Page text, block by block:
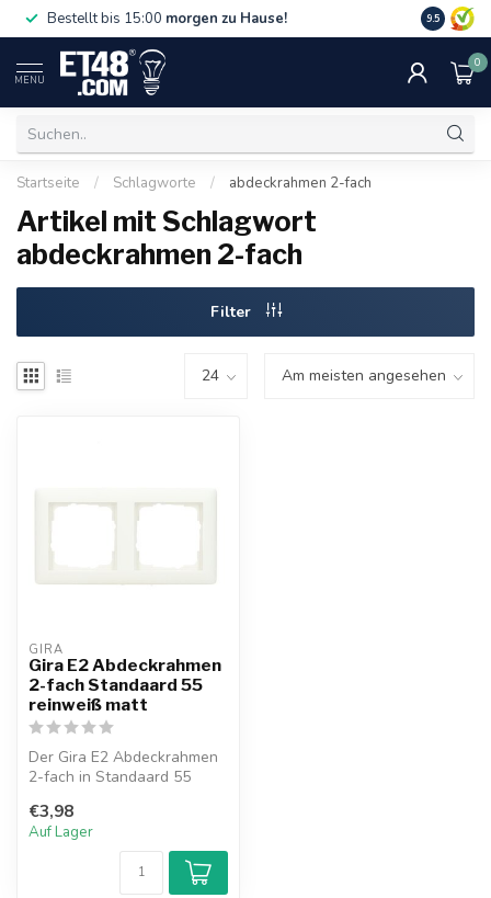
Bestellt bis 15:00 morgen zu Hause! 75 €. Nur
9.5
MENU
0
Startseite / Schlagworte / abdeckrahmen 2-fach
Artikel mit Schlagwort
abdeckrahmen 2-fach
Filter
GIRA
Gira E2 Abdeckrahmen
2-fach Standaard 55
reinweiß matt
Der Gira E2 Abdeckrahmen
2-fach in Standaard 55
m...
€3,98
Auf Lager